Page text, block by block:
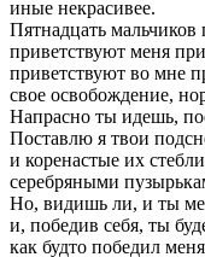
иные некрасивее.
Пятнадцать мальчиков
приветствуют меня
приветствуют во мне
свое освобождение,
Напрасно ты идешь,
Поставлю я твои
и коренастые их
серебряными
Но, видишь ли, и ты
и, победив себя, ты
как будто победил